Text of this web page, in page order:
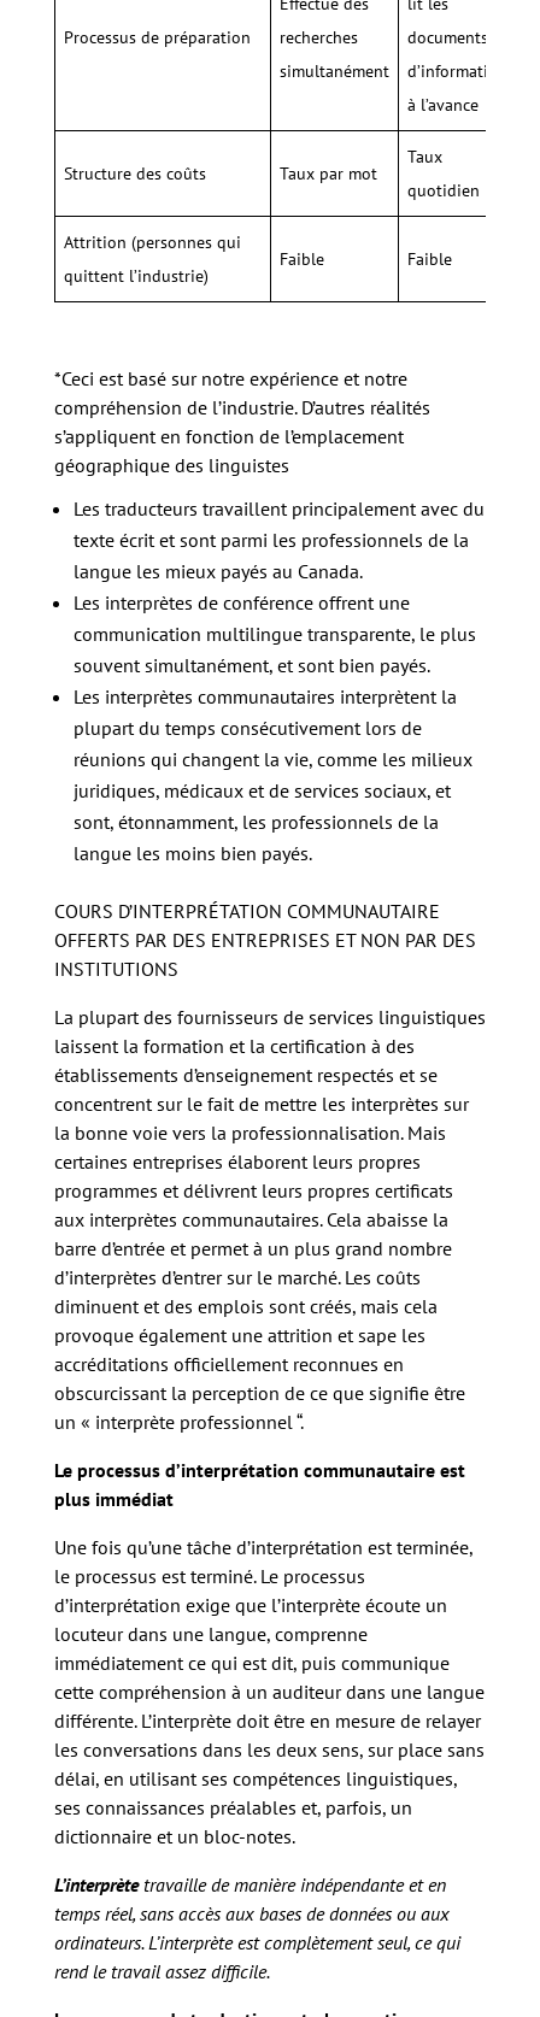
Processus de préparation
recherches
simultanément
documents
d’information
à l’avance
Structure des coûts Taux par mot
Taux
quotidien
Attrition (personnes qui
quittent l’industrie)
Faible Faible
*Ceci est basé sur notre expérience et notre
compréhension de l’industrie. D’autres réalités
s’appliquent en fonction de l’emplacement
géographique des linguistes
Les traducteurs travaillent principalement avec du
texte écrit et sont parmi les professionnels de la
langue les mieux payés au Canada.
Les interprètes de conférence offrent une
communication multilingue transparente, le plus
souvent simultanément, et sont bien payés.
Les interprètes communautaires interprètent la
plupart du temps consécutivement lors de
réunions qui changent la vie, comme les milieux
juridiques, médicaux et de services sociaux, et
sont, étonnamment, les professionnels de la
langue les moins bien payés.
COURS D’INTERPRÉTATION COMMUNAUTAIRE
OFFERTS PAR DES ENTREPRISES ET NON PAR DES
INSTITUTIONS
La plupart des fournisseurs de services linguistiques
laissent la formation et la certification à des
établissements d’enseignement respectés et se
concentrent sur le fait de mettre les interprètes sur
la bonne voie vers la professionnalisation. Mais
certaines entreprises élaborent leurs propres
programmes et délivrent leurs propres certificats
aux interprètes communautaires. Cela abaisse la
barre d’entrée et permet à un plus grand nombre
d’interprètes d’entrer sur le marché. Les coûts
diminuent et des emplois sont créés, mais cela
provoque également une attrition et sape les
accréditations officiellement reconnues en
obscurcissant la perception de ce que signifie être
un « interprète professionnel “.
Le processus d’interprétation communautaire est
plus immédiat
Une fois qu’une tâche d’interprétation est terminée,
le processus est terminé. Le processus
d’interprétation exige que l’interprète écoute un
locuteur dans une langue, comprenne
immédiatement ce qui est dit, puis communique
cette compréhension à un auditeur dans une langue
différente. L’interprète doit être en mesure de relayer
les conversations dans les deux sens, sur place sans
délai, en utilisant ses compétences linguistiques,
ses connaissances préalables et, parfois, un
dictionnaire et un bloc-notes.
L’interprètetravaille de manière indépendante et en
temps réel, sans accès aux bases de données ou aux
ordinateurs. L’interprète est complètement seul, ce qui
rend le travail assez difficile.